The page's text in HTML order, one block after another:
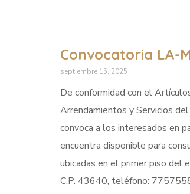
Convocatoria LA-
septiembre 15, 2025
De conformidad con el
Arrendamientos y Servicios
convoca a los interesados en
encuentra disponible para
ubicadas en el primer piso del
C.P. 43640, teléfono: